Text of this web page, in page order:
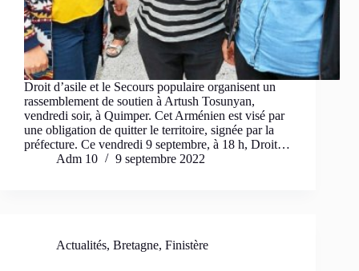
Droit d’asile et le Secours populaire organisent un
rassemblement de soutien à Artush Tosunyan,
vendredi soir, à Quimper. Cet Arménien est visé par
une obligation de quitter le territoire, signée par la
préfecture. Ce vendredi 9 septembre, à 18 h, Droit…
Adm 10
9 septembre 2022
Actualités, Bretagne, Finistère